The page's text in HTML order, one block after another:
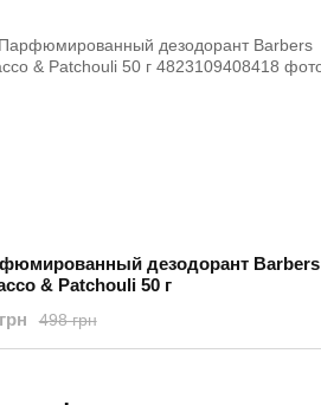
дезодорант Barbers
& Patchouli 50 г
498 грн